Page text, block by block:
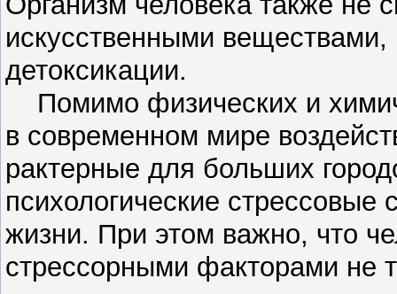
искусственными
детоксикации.
Помимо физических и
в современном мире
рактерные для больших
психологические
жизни. При этом важно, что
стрессорными факторами не